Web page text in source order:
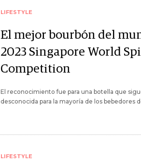
LIFESTYLE
El mejor bourbón del
2023 Singapore World
Competition
El reconocimiento fue para una botella que
desconocida para la mayoría de los bebedores
LIFESTYLE